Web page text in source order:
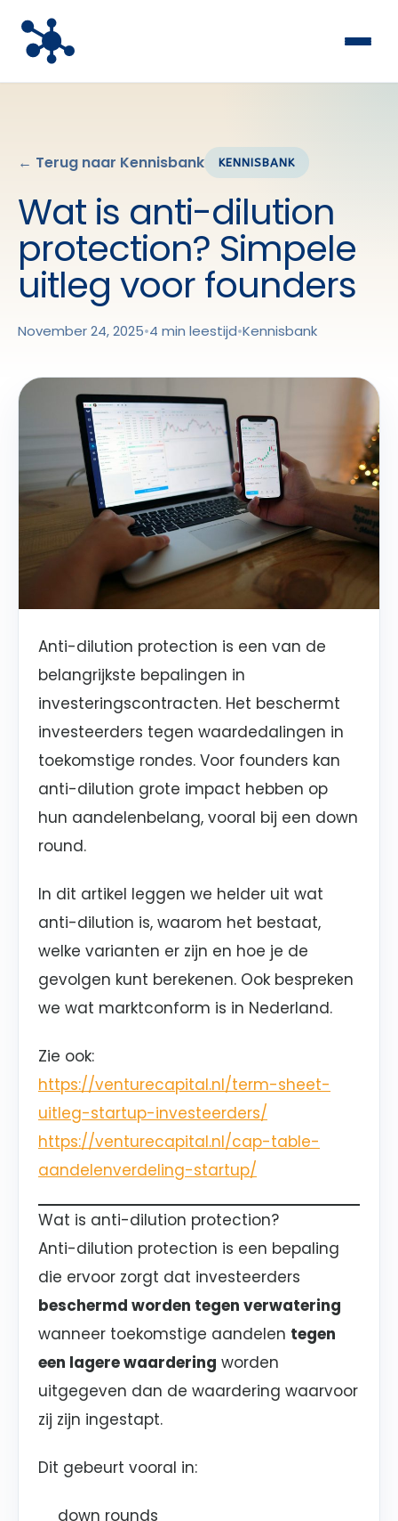
← Terug naar Kennisbank KENNISBANK
Wat is anti-dilution
protection? Simpele
uitleg voor founders
November 24, 2025•4 min leestijd•Kennisbank
Anti-dilution protection is een van de
belangrijkste bepalingen in
investeringscontracten. Het beschermt
investeerders tegen waardedalingen in
toekomstige rondes. Voor founders kan
anti-dilution grote impact hebben op
hun aandelenbelang, vooral bij een down
round.
In dit artikel leggen we helder uit wat
anti-dilution is, waarom het bestaat,
welke varianten er zijn en hoe je de
gevolgen kunt berekenen. Ook bespreken
we wat marktconform is in Nederland.
Zie ook:
https://venturecapital.nl/term-sheet-
uitleg-startup-investeerders/
https://venturecapital.nl/cap-table-
aandelenverdeling-startup/
Wat is anti-dilution protection?
Anti-dilution protection is een bepaling
die ervoor zorgt dat investeerders
beschermd worden tegen verwatering
wanneer toekomstige aandelen tegen
een lagere waardering worden
uitgegeven dan de waardering waarvoor
zij zijn ingestapt.
Dit gebeurt vooral in:
down rounds